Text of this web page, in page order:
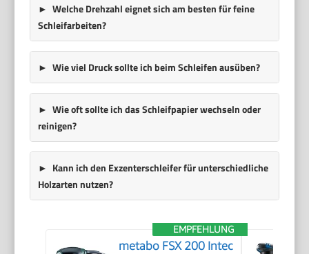
Welche Drehzahl eignet sich am besten für feine
Schleifarbeiten?
Wie viel Druck sollte ich beim Schleifen ausüben?
Wie oft sollte ich das Schleifpapier wechseln oder
reinigen?
Kann ich den Exzenterschleifer für unterschiedliche
Holzarten nutzen?
EMPFEHLUNG
metabo FSX 200 Intec